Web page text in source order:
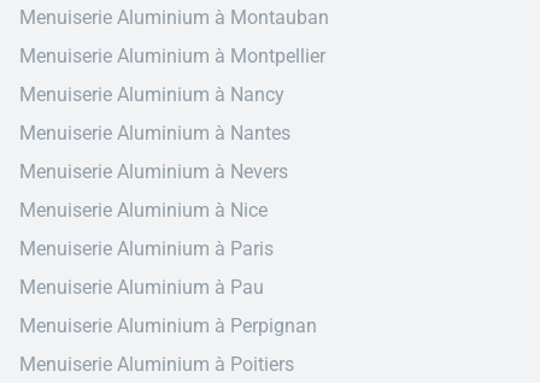
Menuiserie Aluminium à Montauban
Menuiserie Aluminium à Montpellier
Menuiserie Aluminium à Nancy
Menuiserie Aluminium à Nantes
Menuiserie Aluminium à Nevers
Menuiserie Aluminium à Nice
Menuiserie Aluminium à Paris
Menuiserie Aluminium à Pau
Menuiserie Aluminium à Perpignan
Menuiserie Aluminium à Poitiers